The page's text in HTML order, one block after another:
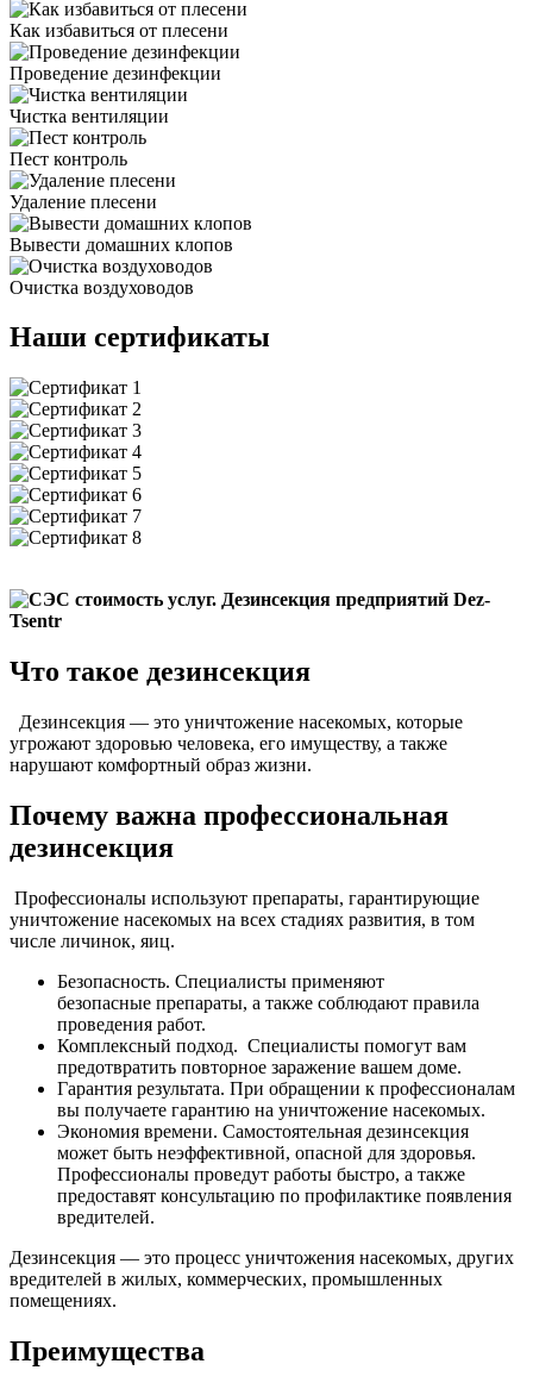
Как избавиться от плесени
Проведение дезинфекции
Чистка вентиляции
Пест контроль
Удаление плесени
Вывести домашних клопов
Очистка воздуховодов
Наши сертификаты
Что такое дезинсекция
Дезинсекция — это уничтожение насекомых, которые
угрожают здоровью человека, его имуществу, а также
нарушают комфортный образ жизни.
Почему важна профессиональная
дезинсекция
Профессионалы используют препараты, гарантирующие
уничтожение насекомых на всех стадиях развития, в том
числе личинок, яиц.
Безопасность. Специалисты применяют
безопасные препараты, а также соблюдают правила
проведения работ.
Комплексный подход. Специалисты помогут вам
предотвратить повторное заражение вашем доме.
Гарантия результата. При обращении к профессионалам
вы получаете гарантию на уничтожение насекомых.
Экономия времени. Самостоятельная дезинсекция
может быть неэффективной, опасной для здоровья.
Профессионалы проведут работы быстро, а также
предоставят консультацию по профилактике появления
вредителей.
Дезинсекция — это процесс уничтожения насекомых, других
вредителей в жилых, коммерческих, промышленных
помещениях.
Преимущества